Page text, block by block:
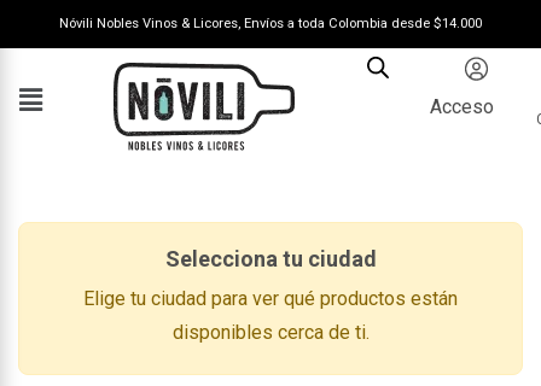
Nóvili Nobles Vinos & Licores, Envíos a toda Colombia desde $14.000
Acceso
Selecciona tu ciudad
Elige tu ciudad para ver qué productos están
disponibles cerca de ti.